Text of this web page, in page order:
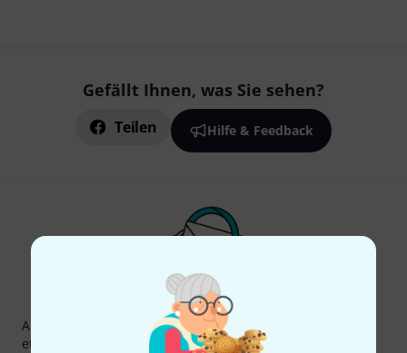
Gefällt Ihnen, was Sie sehen?
Teilen Hilfe & Feedback
Thomann Newsletter
Abonniere den Thomann Newsletter und gewinne mit
etwas Glück einen von
50 Gutscheinenüber jeweils